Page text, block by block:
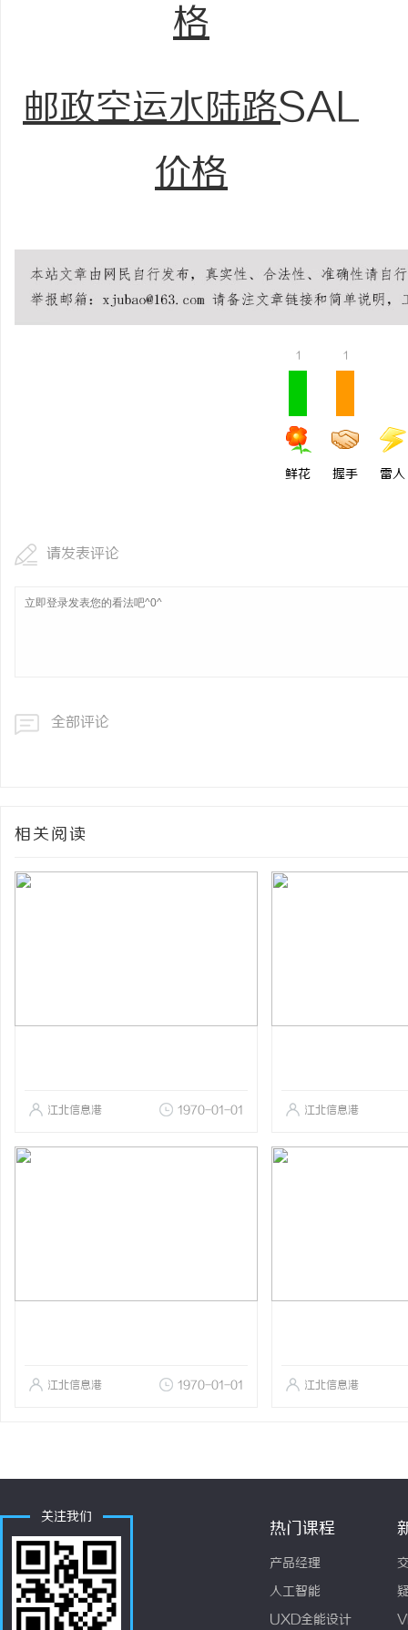
格
邮政空运水陆路SAL
价格
1
鲜花
1
握手 雷人
请发表评论
全部评论
相关阅读
江北信息港 1970-01-01 江北信息港
江北信息港 1970-01-01 江北信息港
关注我们
热门课程
产品经理
人工智能
UXD全能设计